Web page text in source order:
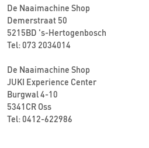
De Naaimachine Shop
Demerstraat 50
5215BD 's-Hertogenbosch
Tel: 073 2034014
De Naaimachine Shop
JUKI Experience Center
Burgwal 4-10
5341CR Oss
Tel: 0412-622986